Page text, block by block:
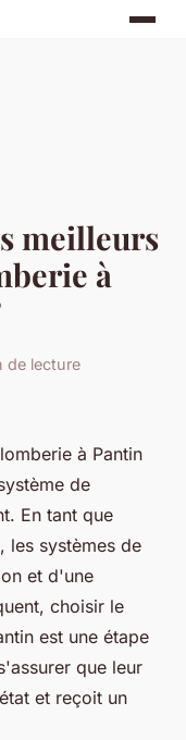
meilleurs
à
de lecture
à Pantin
de
En tant que
les systèmes de
et d'une
choisir le
est une étape
que leur
et reçoit un